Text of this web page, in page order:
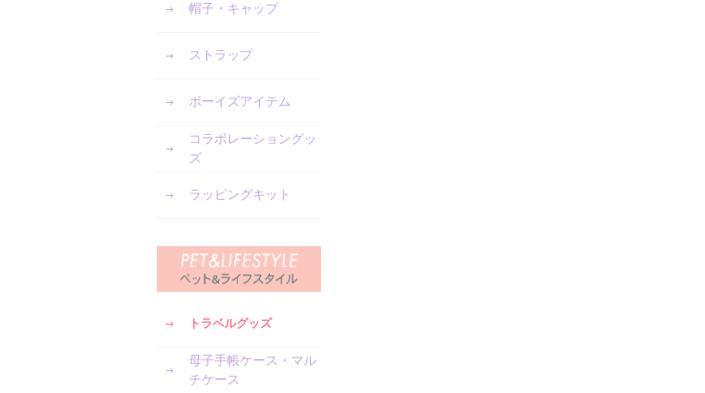
帽子・キャップ
ストラップ
ボーイズアイテム
コラボレーショングッ
ズ
ラッピングキット
トラベルグッズ
母子手帳ケース・マル
チケース